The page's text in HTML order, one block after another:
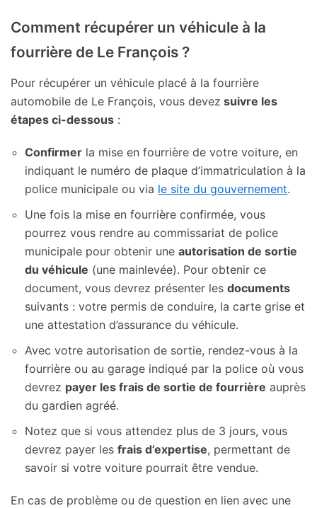
Comment récupérer un véhicule à la
fourrière de Le François ?
Pour récupérer un véhicule placé à la fourrière
automobile de Le François, vous devez suivre les
étapes ci-dessous :
Confirmer la mise en fourrière de votre voiture, en
indiquant le numéro de plaque d’immatriculation à la
police municipale ou via le site du gouvernement.
Une fois la mise en fourrière confirmée, vous
pourrez vous rendre au commissariat de police
municipale pour obtenir une autorisation de sortie
du véhicule (une mainlevée). Pour obtenir ce
document, vous devrez présenter les documents
suivants : votre permis de conduire, la carte grise et
une attestation d’assurance du véhicule.
Avec votre autorisation de sortie, rendez-vous à la
fourrière ou au garage indiqué par la police où vous
devrez payer les frais de sortie de fourrière auprès
du gardien agréé.
Notez que si vous attendez plus de 3 jours, vous
devrez payer les frais d’expertise, permettant de
savoir si votre voiture pourrait être vendue.
En cas de problème ou de question en lien avec une